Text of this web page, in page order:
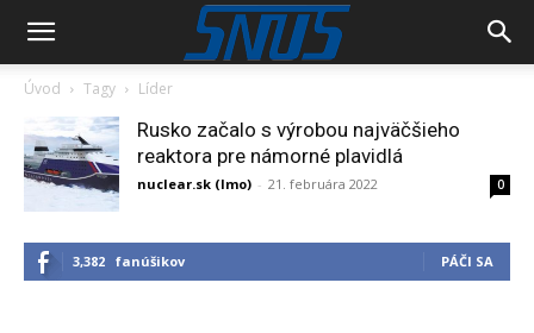
Úvod Tagy Líder
Rusko začalo s výrobou najväčšieho
reaktora pre námorné plavidlá
nuclear.sk (lmo) - 21. februára 2022 0
3,382 fanúšikov PÁČI SA